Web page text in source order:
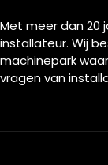
Met meer dan 20
installateur. Wij
machinepark
vragen van